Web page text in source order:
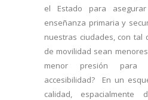
el Estado para
enseñanza primaria y
nuestras ciudades, con tal
de movilidad sean
menor presión
accesibilidad? En un
calidad, espacialmente